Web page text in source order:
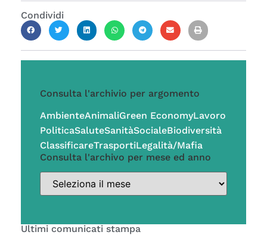
Condividi
Consulta l'archivio per argomento
AmbienteAnimaliGreen EconomyLavoro
PoliticaSaluteSanitàSocialeBiodiversità
ClassificareTrasportiLegalità/Mafia
Consulta l'archivo per mese ed anno
Ultimi comunicati stampa